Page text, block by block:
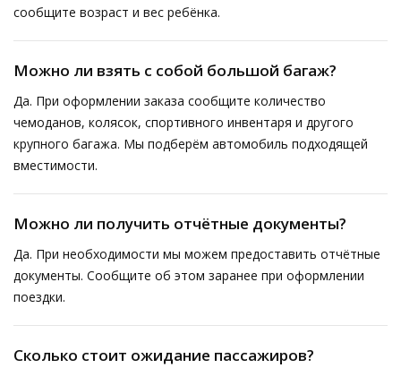
сообщите возраст и вес ребёнка.
Можно ли взять с собой большой багаж?
Да. При оформлении заказа сообщите количество
чемоданов, колясок, спортивного инвентаря и другого
крупного багажа. Мы подберём автомобиль подходящей
вместимости.
Можно ли получить отчётные документы?
Да. При необходимости мы можем предоставить отчётные
документы. Сообщите об этом заранее при оформлении
поездки.
Сколько стоит ожидание пассажиров?